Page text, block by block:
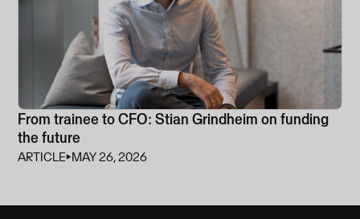
From trainee to CFO: Stian Grindheim on funding
the future
ARTICLE⏵MAY 26, 2026